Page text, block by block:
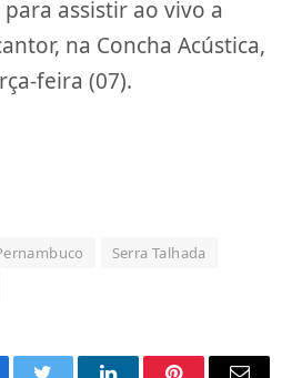
assistir ao vivo a
na Concha Acústica,
feira (07).
Serra Talhada